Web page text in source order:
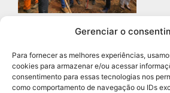
Gerenciar o
Para fornecer as melhores experiências,
cookies para armazenar e/ou acessar
consentimento para essas tecnologias nos
como comportamento de navegação ou IDs
para
Leia